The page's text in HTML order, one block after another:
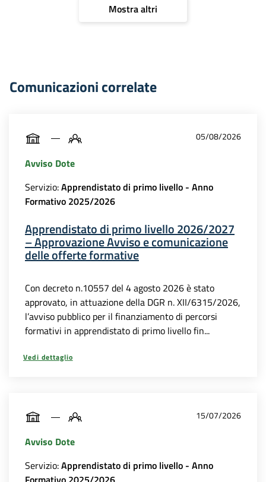
Mostra altri
Comunicazioni correlate
05/08/2026
Avviso Dote
Servizio:Apprendistato di primo livello - Anno
Formativo 2025/2026
Apprendistato di primo livello 2026/2027
– Approvazione Avviso e comunicazione
delle offerte formative
Con decreto n.10557 del 4 agosto 2026 è stato
approvato, in attuazione della DGR n. XII/6315/2026,
l’avviso pubblico per il finanziamento di percorsi
formativi in apprendistato di primo livello fin...
Vedi dettaglio
15/07/2026
Avviso Dote
Servizio:Apprendistato di primo livello - Anno